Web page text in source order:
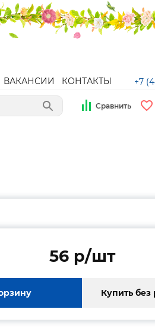
ВАКАНСИИ КОНТАКТЫ +7
Сравнить
56 p/шт
Купить без